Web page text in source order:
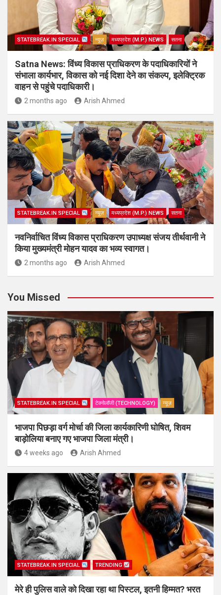
STATEBREAK.IN SPECIAL न्यूज़ मध्यप्रदेश (M.P.) NEWS सतना
Satna News: विंध्य विकास प्राधिकरण के पदाधिकारियों ने
संभाला कार्यभार, विकास को नई दिशा देने का संकल्प, इलेक्ट्रिक
वाहन से पहुंचे पदाधिकारी।
2 months ago Arish Ahmed
STATEBREAK.IN SPECIAL न्यूज़ मध्यप्रदेश (M.P.) NEWS सतना
नवनिर्वाचित विंध्य विकास प्राधिकरण उपाध्यक्ष संजय तीर्थवानी ने
किया मुख्यमंत्री मोहन यादव का भव्य स्वागत।
2 months ago Arish Ahmed
You Missed
STATEBREAK.IN SPECIAL टेक्नोलॉजी (TECHNOLOGY) न्यूज़
भाजपा पिछड़ा वर्ग मोर्चा की जिला कार्यकारिणी घोषित, शिवम
बाड़ोलिया बनाए गए भाजपा जिला मंत्री।
4 weeks ago Arish Ahmed
STATEBREAK.IN SPECIAL TRENDING
मेरे ही पुलिस वाले को दिखा रहा था पिस्टल, इतनी हिम्मत? भरत